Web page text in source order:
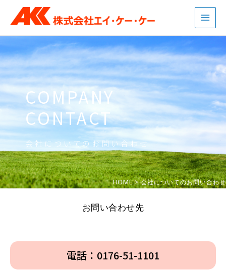
ス
ッ
プ
Main
COMPANY
CONTACT
会社についてのお問い合わせ
HOME > 会社についてのお問い合わせ
お問い合わせ先
電話：0176-51-1101